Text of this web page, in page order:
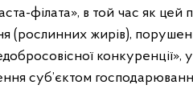
філата», в той час як цей
(рослинних жирів),
конкуренції»,
суб’єктом